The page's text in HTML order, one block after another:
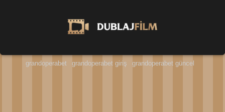
grandoperabet grandoperabet giriş grandoperabet güncel